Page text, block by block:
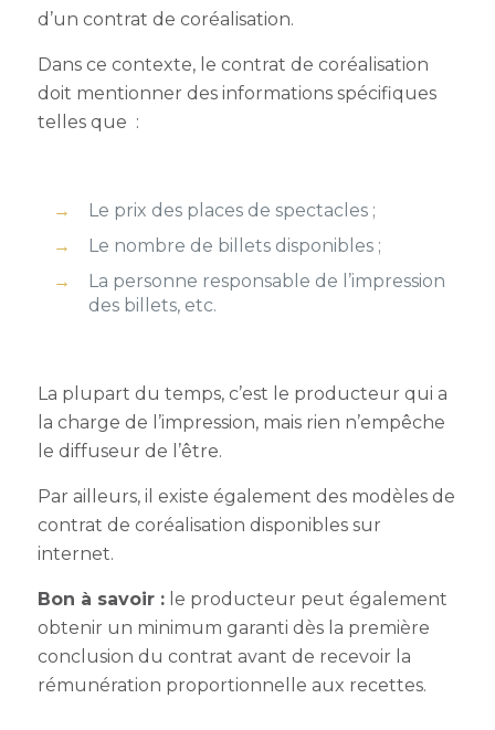
d’un contrat de coréalisation.
Dans ce contexte, le contrat de coréalisation
doit mentionner des informations spécifiques
telles que :
Le prix des places de spectacles ;
Le nombre de billets disponibles ;
La personne responsable de l’impression
des billets, etc.
La plupart du temps, c’est le producteur qui a
la charge de l’impression, mais rien n’empêche
le diffuseur de l’être.
Par ailleurs, il existe également des modèles de
contrat de coréalisation disponibles sur
internet.
Bon à savoir:le producteur peut également
obtenir un minimum garanti dès la première
conclusion du contrat avant de recevoir la
rémunération proportionnelle aux recettes.